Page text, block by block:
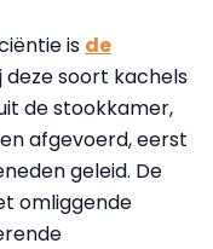
is de
deze soort kachels
de stookkamer,
afgevoerd, eerst
geleid. De
omliggende